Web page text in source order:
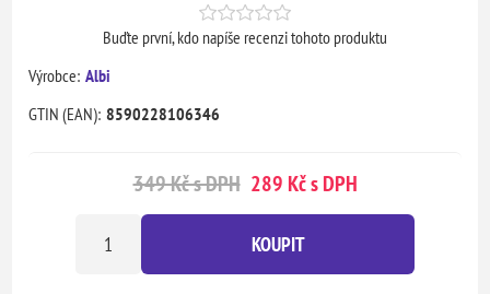
Buďte první, kdo napíše recenzi tohoto produktu
Výrobce: Albi
GTIN (EAN): 8590228106346
349 Kč s DPH 289 Kč s DPH
KOUPIT